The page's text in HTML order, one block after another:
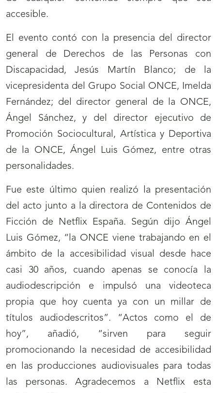
accesible.
El evento contó con la presencia del director
general de Derechos de las Personas con
Discapacidad, Jesús Martín Blanco; de la
vicepresidenta del Grupo Social ONCE, Imelda
Fernández; del director general de la ONCE,
Ángel Sánchez, y del director ejecutivo de
Promoción Sociocultural, Artística y Deportiva
de la ONCE, Ángel Luis Gómez, entre otras
personalidades.
Fue este último quien realizó la presentación
del acto junto a la directora de Contenidos de
Ficción de Netflix España. Según dijo Ángel
Luis Gómez, “la ONCE viene trabajando en el
ámbito de la accesibilidad visual desde hace
casi 30 años, cuando apenas se conocía la
audiodescripción e impulsó una videoteca
propia que hoy cuenta ya con un millar de
títulos audiodescritos”. “Actos como el de
hoy”, añadió, “sirven para seguir
promocionando la necesidad de accesibilidad
en las producciones audiovisuales para todas
las personas. Agradecemos a Netflix esta